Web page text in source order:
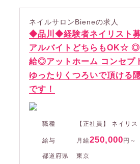
ネイルサロンBieneの求人
◆品川◆経験者ネイリスト
アルバイトどちらもOK☆
給◎アットホーム コンセプ
ゆったりくつろいで頂ける
です！
職種 【正社員】 ネイリス
給与 月給250,000円～
都道府県
東京